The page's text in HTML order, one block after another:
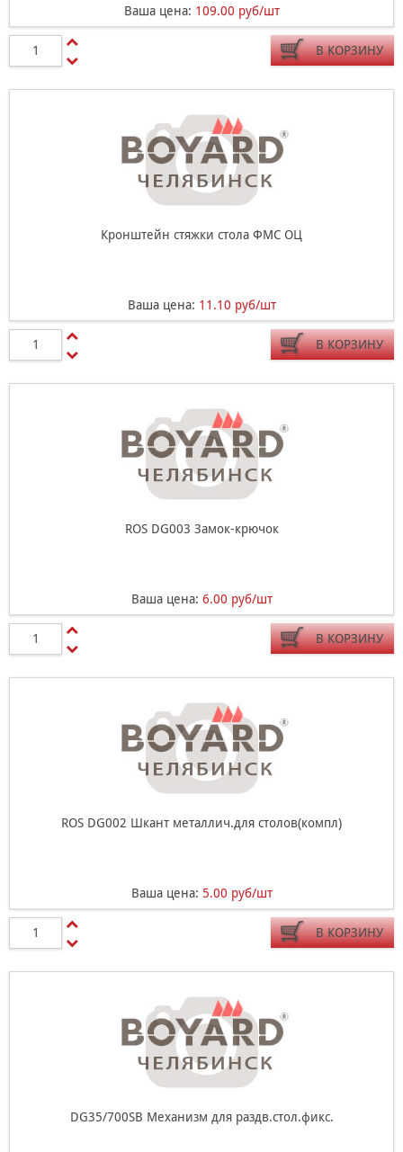
Ваша цена: 109.00 руб/шт
В КОРЗИНУ
Кронштейн стяжки стола ФМС ОЦ
Ваша цена: 11.10 руб/шт
В КОРЗИНУ
ROS DG003 Замок-крючок
Ваша цена: 6.00 руб/шт
В КОРЗИНУ
ROS DG002 Шкант металлич.для столов(компл)
Ваша цена: 5.00 руб/шт
В КОРЗИНУ
DG35/700SB Механизм для раздв.стол.фикс.